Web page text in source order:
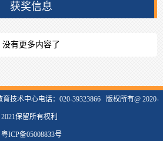
获奖信息
没有更多内容了
技术中心电话：020-39323866 版权所有@ 2020-
2021保留所有权利
粤ICP备05008833号